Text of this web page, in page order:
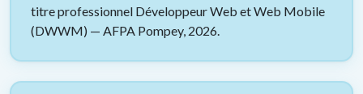
titre professionnel Développeur Web et Web Mobile
(DWWM) — AFPA Pompey, 2026.